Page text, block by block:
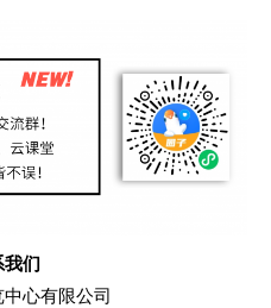
我们
心有限公司